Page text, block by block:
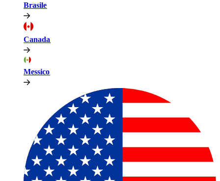
Brasile​​
Canada​​
Messico​​